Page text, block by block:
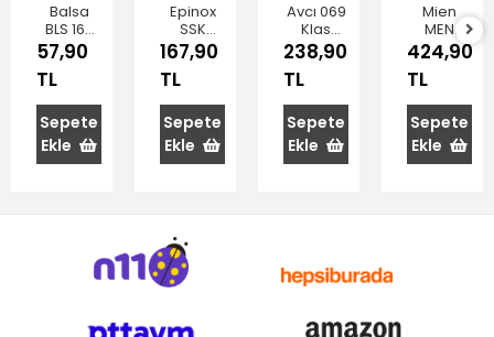
Balsa
BLS 16B
Kahverengi
Ahşap
Kaşık
Seti 6'lı 16
cm
57,90
TL
Sepete
Ekle
Epinox
SSK
Silikon
Servis
Kaşığı 33
cm
167,90
TL
Sepete
Ekle
Avcı 069
Klas
Servis
Kaşığı
238,90
TL
Sepete
Ekle
Mien
MEN
7B152
Akasya
Ahşap
Kaşık
Seti 3'lü
424,90
TL
Sepete
Ekle